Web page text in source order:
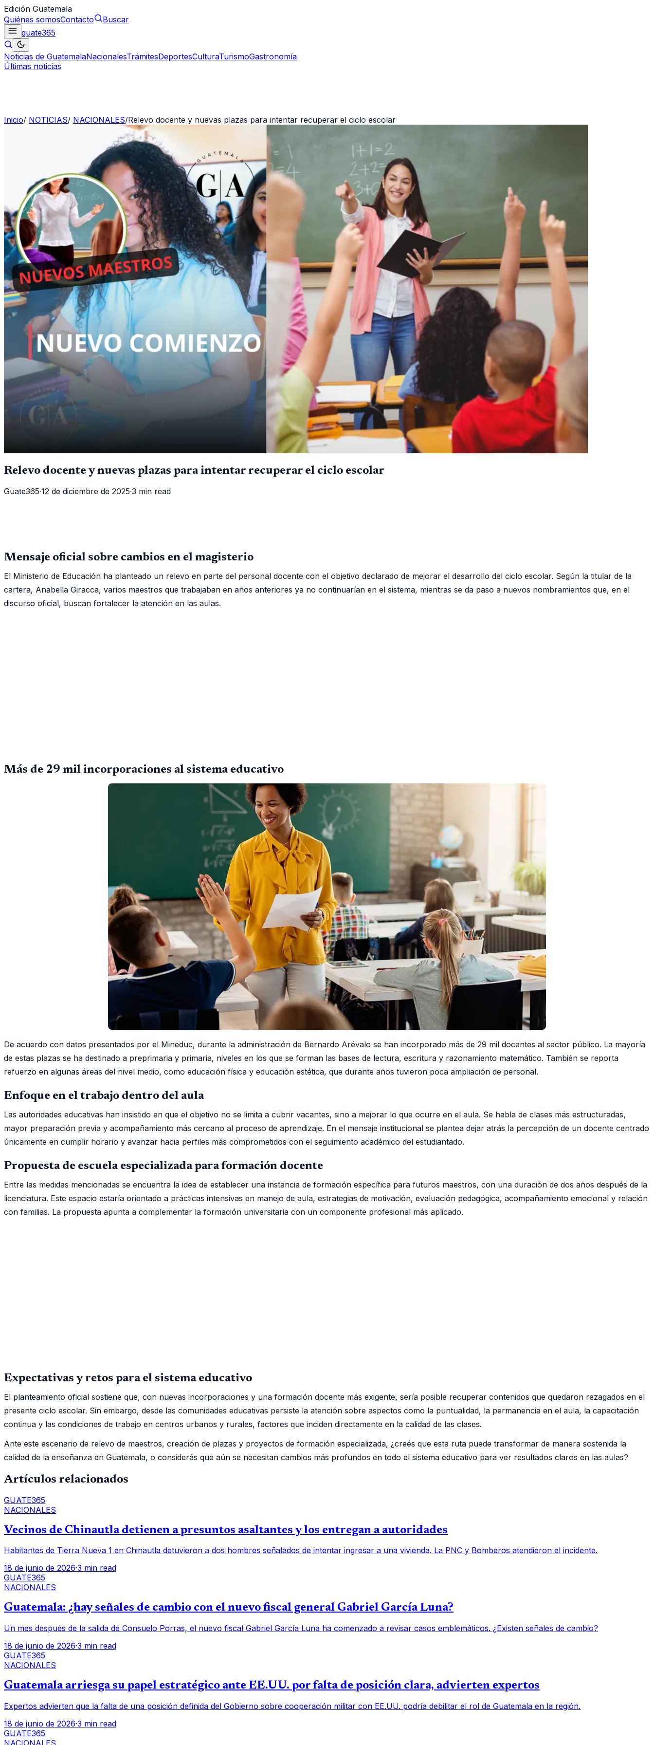
Edición Guatemala
Quiénes somosContacto
Buscar
guate365
Noticias de GuatemalaNacionalesTrámitesDeportesCulturaTurismoGastronomía
Últimas noticias
Inicio/ NOTICIAS/ NACIONALES/Relevo docente y nuevas plazas para intentar recuperar el ciclo escolar
Relevo docente y nuevas plazas para intentar recuperar el ciclo escolar
Guate365·12 de diciembre de 2025·3 min read
Mensaje oficial sobre cambios en el magisterio
El Ministerio de Educación ha planteado un relevo en parte del personal docente con el objetivo declarado de mejorar el desarrollo del ciclo escolar. Según la titular de la
cartera, Anabella Giracca, varios maestros que trabajaban en años anteriores ya no continuarían en el sistema, mientras se da paso a nuevos nombramientos que, en el
discurso oficial, buscan fortalecer la atención en las aulas.
Más de 29 mil incorporaciones al sistema educativo
De acuerdo con datos presentados por el Mineduc, durante la administración de Bernardo Arévalo se han incorporado más de 29 mil docentes al sector público. La mayoría
de estas plazas se ha destinado a preprimaria y primaria, niveles en los que se forman las bases de lectura, escritura y razonamiento matemático. También se reporta
refuerzo en algunas áreas del nivel medio, como educación física y educación estética, que durante años tuvieron poca ampliación de personal.
Enfoque en el trabajo dentro del aula
Las autoridades educativas han insistido en que el objetivo no se limita a cubrir vacantes, sino a mejorar lo que ocurre en el aula. Se habla de clases más estructuradas,
mayor preparación previa y acompañamiento más cercano al proceso de aprendizaje. En el mensaje institucional se plantea dejar atrás la percepción de un docente centrado
únicamente en cumplir horario y avanzar hacia perfiles más comprometidos con el seguimiento académico del estudiantado.
Propuesta de escuela especializada para formación docente
Entre las medidas mencionadas se encuentra la idea de establecer una instancia de formación específica para futuros maestros, con una duración de dos años después de la
licenciatura. Este espacio estaría orientado a prácticas intensivas en manejo de aula, estrategias de motivación, evaluación pedagógica, acompañamiento emocional y relación
con familias. La propuesta apunta a complementar la formación universitaria con un componente profesional más aplicado.
Expectativas y retos para el sistema educativo
El planteamiento oficial sostiene que, con nuevas incorporaciones y una formación docente más exigente, sería posible recuperar contenidos que quedaron rezagados en el
presente ciclo escolar. Sin embargo, desde las comunidades educativas persiste la atención sobre aspectos como la puntualidad, la permanencia en el aula, la capacitación
continua y las condiciones de trabajo en centros urbanos y rurales, factores que inciden directamente en la calidad de las clases.
Ante este escenario de relevo de maestros, creación de plazas y proyectos de formación especializada, ¿creés que esta ruta puede transformar de manera sostenida la
calidad de la enseñanza en Guatemala, o considerás que aún se necesitan cambios más profundos en todo el sistema educativo para ver resultados claros en las aulas?
Artículos relacionados
GUATE365
NACIONALES
Vecinos de Chinautla detienen a presuntos asaltantes y los entregan a autoridades
Habitantes de Tierra Nueva 1 en Chinautla detuvieron a dos hombres señalados de intentar ingresar a una vivienda. La PNC y Bomberos atendieron el incidente.
18 de junio de 2026·3 min read
GUATE365
NACIONALES
Guatemala: ¿hay señales de cambio con el nuevo fiscal general Gabriel García Luna?
Un mes después de la salida de Consuelo Porras, el nuevo fiscal Gabriel García Luna ha comenzado a revisar casos emblemáticos. ¿Existen señales de cambio?
18 de junio de 2026·3 min read
GUATE365
NACIONALES
Guatemala arriesga su papel estratégico ante EE.UU. por falta de posición clara, advierten expertos
Expertos advierten que la falta de una posición definida del Gobierno sobre cooperación militar con EE.UU. podría debilitar el rol de Guatemala en la región.
18 de junio de 2026·3 min read
GUATE365